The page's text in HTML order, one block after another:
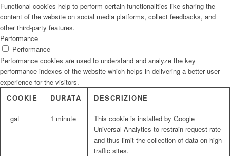
Functional cookies help to perform certain functionalities like sharing the
content of the website on social media platforms, collect feedbacks, and
other third-party features.
Performance
Performance
Performance cookies are used to understand and analyze the key
performance indexes of the website which helps in delivering a better user
experience for the visitors.
COOKIE
DURATA DESCRIZIONE
_gat 1 minute
This cookie is installed by Google
Universal Analytics to restrain request rate
and thus limit the collection of data on high
traffic sites.